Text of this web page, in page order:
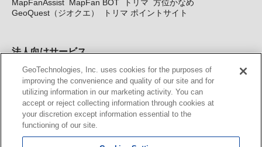
MapFanAssist MapFan BOT トリマ 方位かなめ
GeoQuest（ジオクエ）
トリマ ポイントサイト
法人向けサービス
法人向け地図・位置情報サービス WEBサイト・システム向け地
図API Windows PC向け地図開発キット MapFan DB 住所確認
サービス
MAP WORLD+ トリマ広告 Geo-Research
カーナビ地図更新サービス
GeoTechnologies, Inc. uses cookies for the purposes of
improving the convenience and quality of our site and for
utilizing information in our marketing activity. You can
accept or reject collecting information through cookies at
your discretion except information essential to the
functioning of our site.